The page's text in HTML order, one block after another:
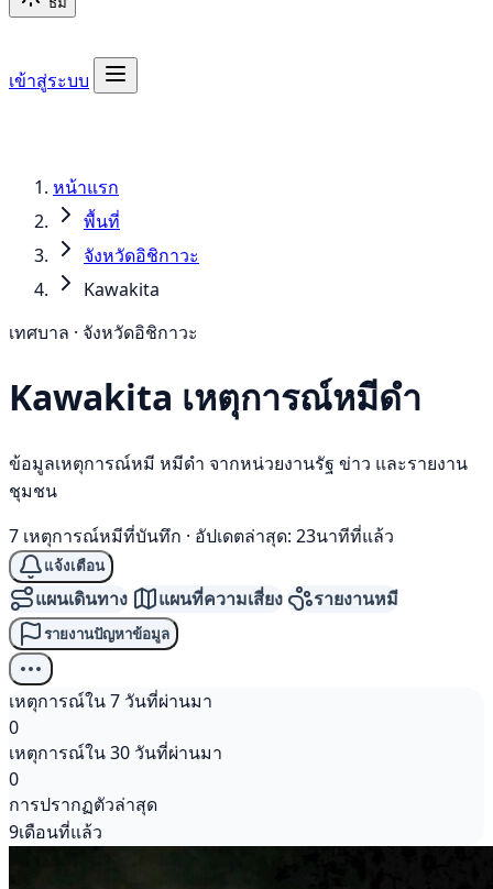
เข้าสู่ระบบ
หน้าแรก
พื้นที่
จังหวัดอิชิกาวะ
Kawakita
เทศบาล · จังหวัดอิชิกาวะ
Kawakita เหตุการณ์หมีดำ
ข้อมูลเหตุการณ์หมี หมีดำ จากหน่วยงานรัฐ ข่าว และรายงาน
ชุมชน
7 เหตุการณ์หมีที่บันทึก · อัปเดตล่าสุด: 23นาทีที่แล้ว
แจ้งเตือน
แผนเดินทาง แผนที่ความเสี่ยง รายงานหมี
รายงานปัญหาข้อมูล
เหตุการณ์ใน 7 วันที่ผ่านมา
0
เหตุการณ์ใน 30 วันที่ผ่านมา
0
การปรากฏตัวล่าสุด
9เดือนที่แล้ว